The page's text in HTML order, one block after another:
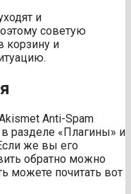
и
советую
корзину и
Anti-Spam
разделе «Плагины» и
же вы его
обратно можно
можете почитать вот